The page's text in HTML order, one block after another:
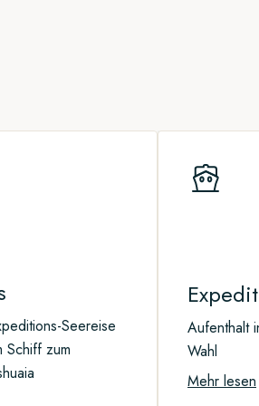
Sie die Zeit, um die
unterstützt Sie gerne dabei,
Seereise
Schiff zum
Aufenthalt
Wahl
Mehr lesen